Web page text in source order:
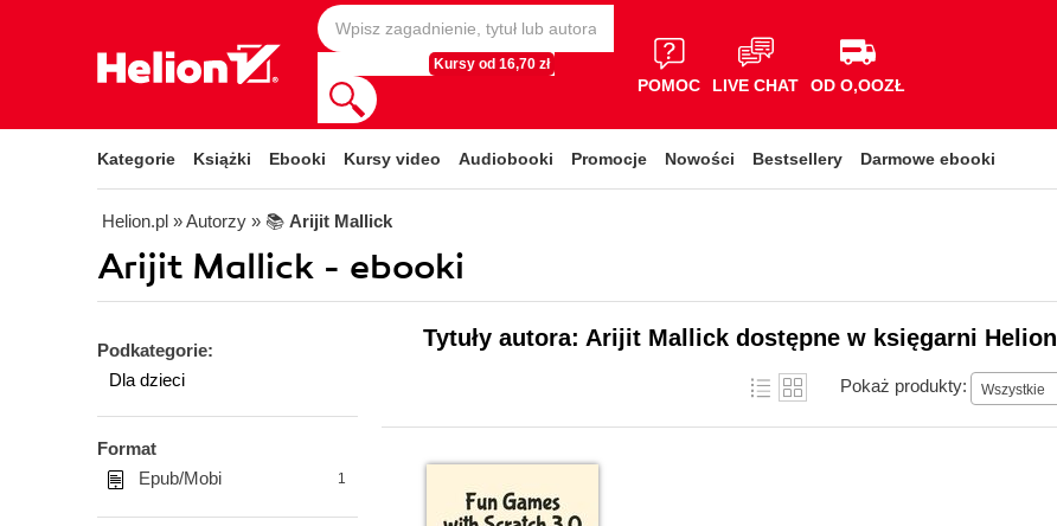
Kursy od 16,70 zł
POMOC LIVE CHAT OD O,OOZŁ
Kategorie Książki Ebooki Kursy video Audiobooki Promocje Nowości Bestsellery Darmowe ebooki
Helion.pl » Autorzy » 📚 Arijit Mallick
Arijit Mallick - ebooki
Podkategorie:
Dla dzieci
Format
Epub/Mobi
1
Tytuły autora: Arijit Mallick dostępne w księgarni Helion
Pokaż produkty: Wszystkie